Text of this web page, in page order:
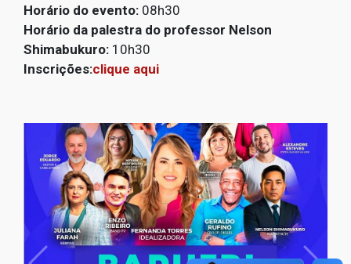
Horário do evento: 08h30
Horário da palestra do professor Nelson
Shimabukuro: 10h30
Inscrições:clique aqui